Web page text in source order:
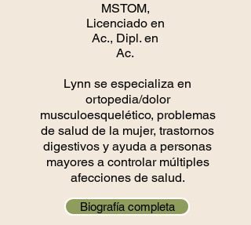
MSTOM,
Licenciado en
Ac., Dipl. en
Ac.
Lynn se especializa en
ortopedia/dolor
musculoesquelético, problemas
de salud de la mujer, trastornos
digestivos y ayuda a personas
mayores a controlar múltiples
afecciones de salud.
Biografía completa